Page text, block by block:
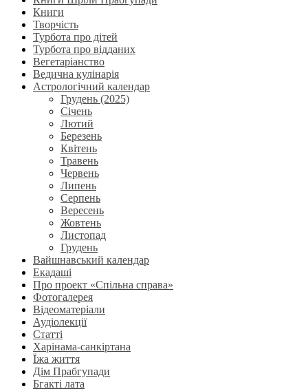
Книги
Творчість
Турбота про дітей
Турбота про відданих
Вегетаріанство
Ведична кулінарія
Астрологічний календар
Грудень (2025)
Січень
Лютий
Березень
Квітень
Травень
Червень
Липень
Серпень
Вересень
Жовтень
Листопад
Грудень
Вайшнавський календар
Екадаші
Про проект «Спільна справа»
Фотогалерея
Відеоматеріали
Аудіолекції
Статті
Харінама-санкіртана
Їжа життя
Дім Прабгупади
Бгакті лата